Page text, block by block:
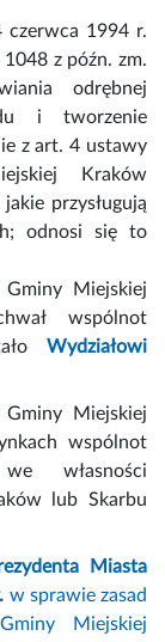
czerwca 1994 r.
z późn. zm.
odrębnej
i tworzenie
z art. 4 ustawy
Kraków
przysługują
odnosi się to
Miejskiej
wspólnot
Wydziałowi
Gminy Miejskiej
wspólnot
własności
lub Skarbu
Miasta
w sprawie zasad
Miejskiej